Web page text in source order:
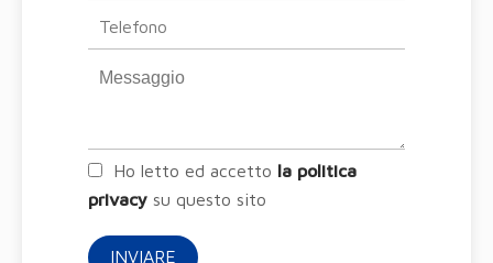
Ho letto ed accetto la politica
privacy su questo sito
INVIARE